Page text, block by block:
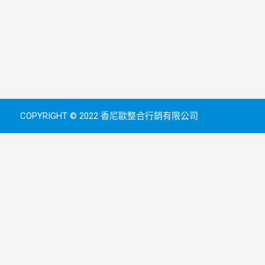
COPYRIGHT © 2022 香尼歐整合行銷有限公司